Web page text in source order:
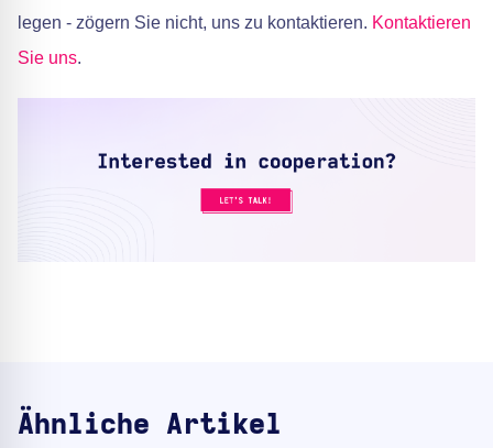
legen - zögern Sie nicht, uns zu kontaktieren. Kontaktieren
Sie uns.
Ähnliche Artikel